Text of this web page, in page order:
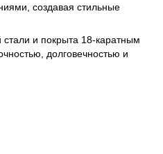
создавая стильные
и покрыта 18-каратным
долговечностью и